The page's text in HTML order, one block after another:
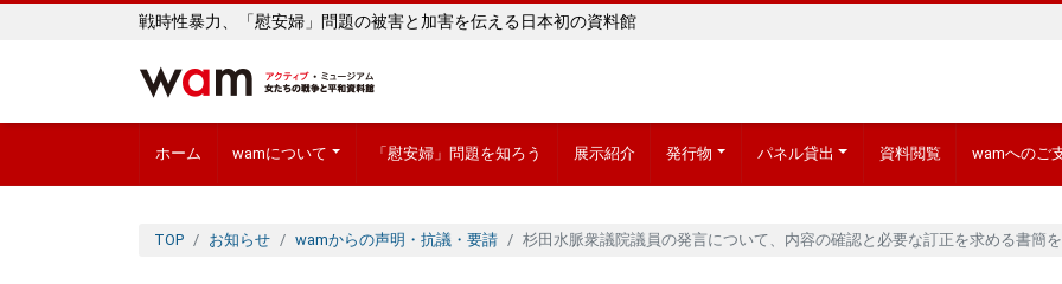
戦時性暴力、「慰安婦」問題の被害と加害を伝える日本初の資料館
ホーム wamについて 「慰安婦」問題を知ろう 展示紹介 発行物 パネル貸出 資料閲覧 wamへのご
TOP お知らせ wamからの声明・抗議・要請 杉田水脈衆議院議員の発言について、内容の確認と必要な訂正を求める書簡